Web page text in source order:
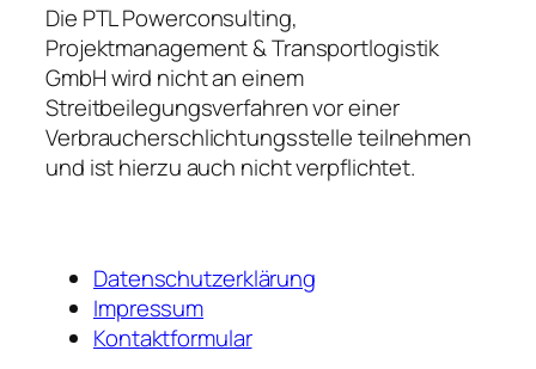
Die PTL Powerconsulting,
Projektmanagement & Transportlogistik
GmbH wird nicht an einem
Streitbeilegungsverfahren vor einer
Verbraucherschlichtungsstelle teilnehmen
und ist hierzu auch nicht verpflichtet.
Datenschutzerklärung
Impressum
Kontaktformular